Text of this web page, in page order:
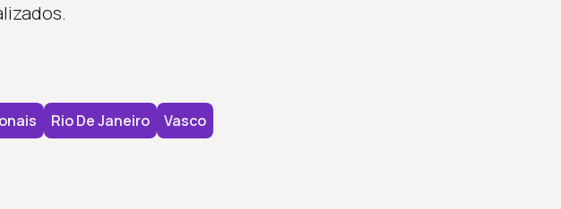
Rio De Janeiro Vasco